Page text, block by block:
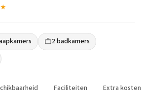
2 badkamers
Faciliteiten Extra kosten